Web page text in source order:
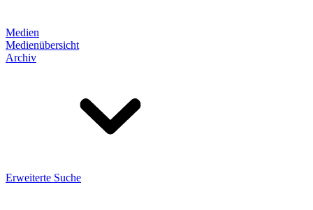
Medien
Medienübersicht
Archiv
Erweiterte Suche